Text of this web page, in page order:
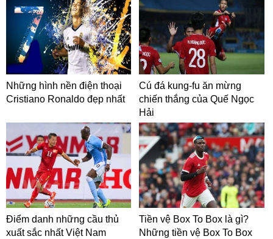
Những hình nền điện thoại
Cristiano Ronaldo đẹp nhất
Cú đá kung-fu ăn mừng
chiến thắng của Quế Ngọc
Hải
Điểm danh những cầu thủ
xuất sắc nhất Việt Nam
Tiền vệ Box To Box là gì?
Những tiền vệ Box To Box